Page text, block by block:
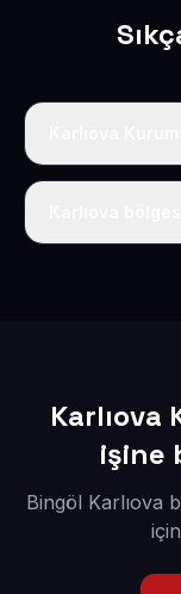
Tek fiyat
Karlıova
işine
Bingöl Karlıova